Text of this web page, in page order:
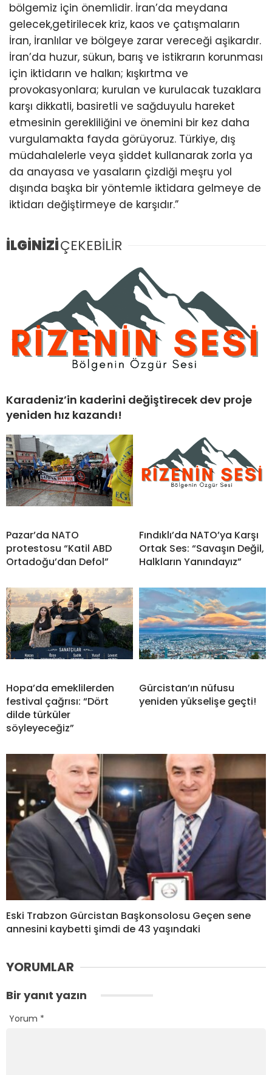
bölgemiz için önemlidir. İran’da meydana
gelecek,getirilecek kriz, kaos ve çatışmaların
İran, İranlılar ve bölgeye zarar vereceği aşikardır.
İran’da huzur, sükun, barış ve istikrarın korunması
için iktidarın ve halkın; kışkırtma ve
provokasyonlara; kurulan ve kurulacak tuzaklara
karşı dikkatli, basiretli ve sağduyulu hareket
etmesinin gerekliliğini ve önemini bir kez daha
vurgulamakta fayda görüyoruz. Türkiye, dış
müdahalelerle veya şiddet kullanarak zorla ya
da anayasa ve yasaların çizdiği meşru yol
dışında başka bir yöntemle iktidara gelmeye de
iktidarı değiştirmeye de karşıdır.”
İLGİNİZİÇEKEBİLİR
Karadeniz’in kaderini değiştirecek dev proje
yeniden hız kazandı!
Pazar’da NATO
protestosu “Katil ABD
Ortadoğu’dan Defol”
Fındıklı’da NATO’ya Karşı
Ortak Ses: “Savaşın Değil,
Halkların Yanındayız”
Hopa’da emeklilerden
festival çağrısı: “Dört
dilde türküler
söyleyeceğiz”
Gürcistan’ın nüfusu
yeniden yükselişe geçti!
Eski Trabzon Gürcistan Başkonsolosu Geçen sene
annesini kaybetti şimdi de 43 yaşındaki
YORUMLAR
Bir yanıt yazın
Yorum *